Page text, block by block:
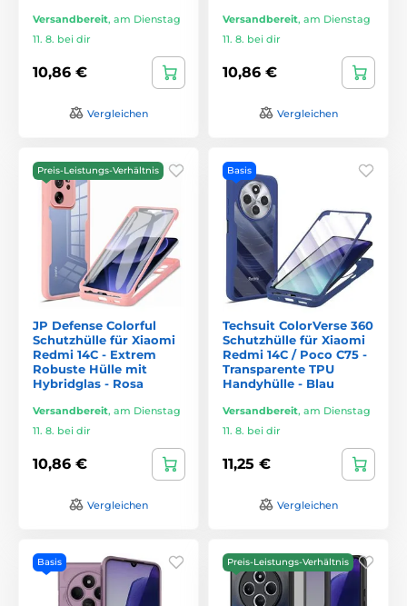
Versandbereit, am Dienstag
11. 8. bei dir
10,86 €
Vergleichen
Versandbereit, am Dienstag
11. 8. bei dir
10,86 €
Vergleichen
Preis-Leistungs-Verhältnis
JP Defense Colorful
Schutzhülle für Xiaomi
Redmi 14C - Extrem
Robuste Hülle mit
Hybridglas - Rosa
Versandbereit, am Dienstag
11. 8. bei dir
10,86 €
Vergleichen
Basis
Techsuit ColorVerse 360
Schutzhülle für Xiaomi
Redmi 14C / Poco C75 -
Transparente TPU
Handyhülle - Blau
Versandbereit, am Dienstag
11. 8. bei dir
11,25 €
Vergleichen
Basis Preis-Leistungs-Verhältnis